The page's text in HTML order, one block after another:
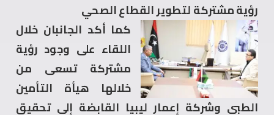
رؤية مشتركة لتطوير القطاع الصحي
كما أكد الجانبان خلال
اللقاء على وجود رؤية
مشتركة تسعى من
خلالها هيأة التأمين
الطبي وشركة إعمار ليبيا القابضة إلى تحقيق